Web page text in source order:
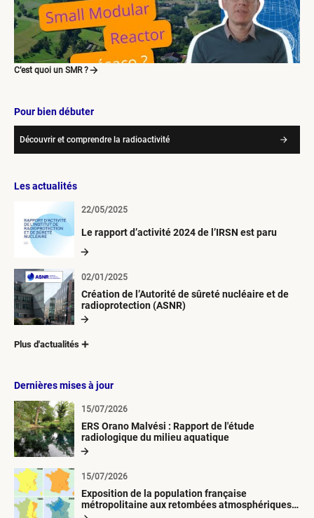
C’est quoi un SMR ?
Pour bien débuter
Découvrir et comprendre la radioactivité
Les actualités
Le rapport d’activité 2024 de l’IRSN est paru
22/05/2025
Création de l’Autorité de sûreté nucléaire et de
radioprotection (ASNR)
02/01/2025
Plus d'actualités
Dernières mises à jour
ERS Orano Malvési : Rapport de l'étude
radiologique du milieu aquatique
15/07/2026
Exposition de la population française
métropolitaine aux retombées atmosphériques
15/07/2026